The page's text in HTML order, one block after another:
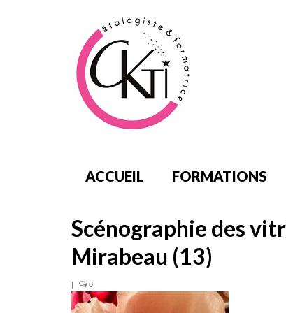
ACCUEIL FORMATIONS
Scénographie des
Mirabeau (13)
| 0